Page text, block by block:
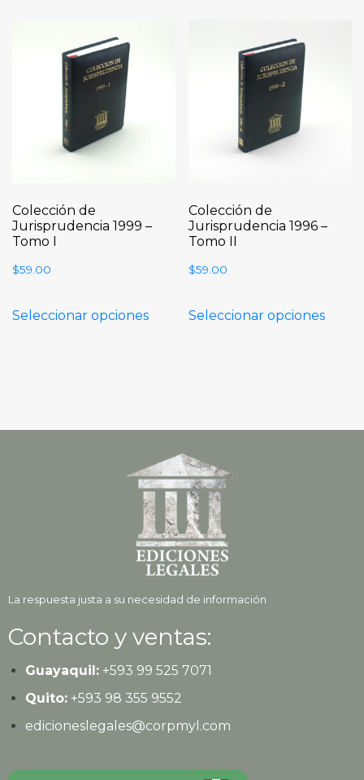
Colección de
Jurisprudencia 1999 –
Tomo I
$59.00
Seleccionar opciones
Colección de
Jurisprudencia 1996 –
Tomo II
$59.00
Seleccionar opciones
La respuesta justa a su necesidad de información
Contacto y ventas:
Guayaquil:+593 99 525 7071
Quito:+593 98 355 9552
edicioneslegales@corpmyl.com